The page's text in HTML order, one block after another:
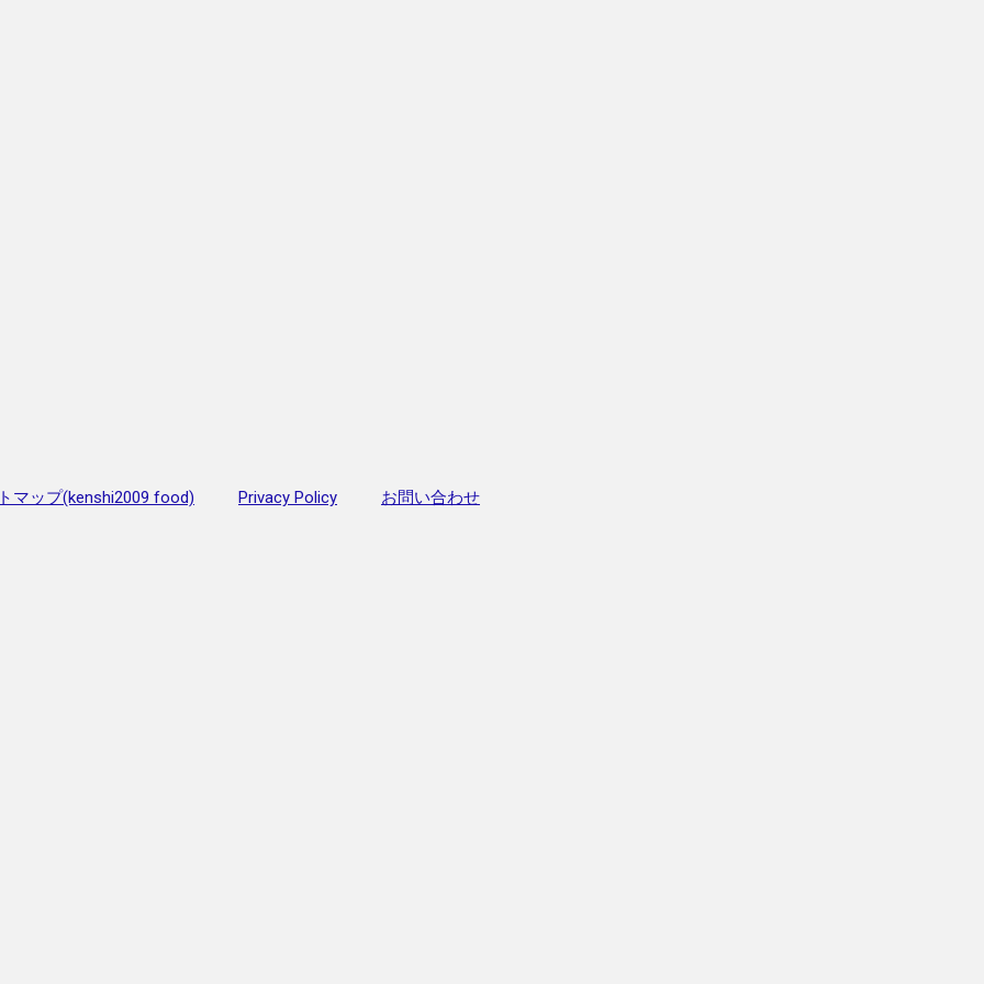
マップ(kenshi2009 food) Privacy Policy お問い合わせ